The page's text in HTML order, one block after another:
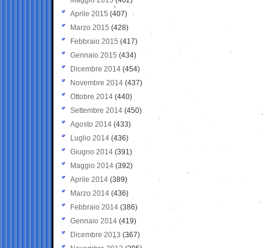
Aprile 2015 (407)
Marzo 2015 (428)
Febbraio 2015 (417)
Gennaio 2015 (434)
Dicembre 2014 (454)
Novembre 2014 (437)
Ottobre 2014 (440)
Settembre 2014 (450)
Agosto 2014 (433)
Luglio 2014 (436)
Giugno 2014 (391)
Maggio 2014 (392)
Aprile 2014 (389)
Marzo 2014 (436)
Febbraio 2014 (386)
Gennaio 2014 (419)
Dicembre 2013 (367)